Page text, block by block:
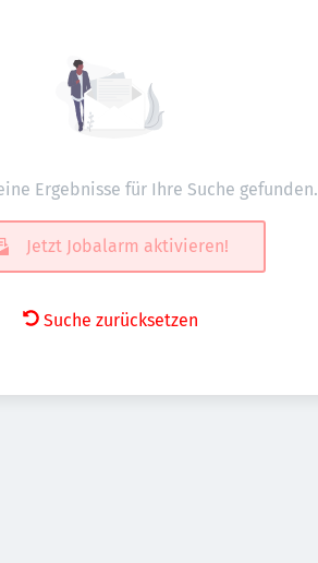
Ergebnisse für Ihre Suche gefunden.
Jetzt Jobalarm aktivieren!
Suche zurücksetzen